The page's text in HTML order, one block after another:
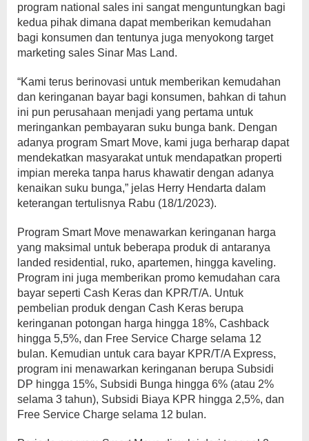
program national sales ini sangat menguntungkan bagi
kedua pihak dimana dapat memberikan kemudahan
bagi konsumen dan tentunya juga menyokong target
marketing sales Sinar Mas Land.
“Kami terus berinovasi untuk memberikan kemudahan
dan keringanan bayar bagi konsumen, bahkan di tahun
ini pun perusahaan menjadi yang pertama untuk
meringankan pembayaran suku bunga bank. Dengan
adanya program Smart Move, kami juga berharap dapat
mendekatkan masyarakat untuk mendapatkan properti
impian mereka tanpa harus khawatir dengan adanya
kenaikan suku bunga,” jelas Herry Hendarta dalam
keterangan tertulisnya Rabu (18/1/2023).
Program Smart Move menawarkan keringanan harga
yang maksimal untuk beberapa produk di antaranya
landed residential, ruko, apartemen, hingga kaveling.
Program ini juga memberikan promo kemudahan cara
bayar seperti Cash Keras dan KPR/T/A. Untuk
pembelian produk dengan Cash Keras berupa
keringanan potongan harga hingga 18%, Cashback
hingga 5,5%, dan Free Service Charge selama 12
bulan. Kemudian untuk cara bayar KPR/T/A Express,
program ini menawarkan keringanan berupa Subsidi
DP hingga 15%, Subsidi Bunga hingga 6% (atau 2%
selama 3 tahun), Subsidi Biaya KPR hingga 2,5%, dan
Free Service Charge selama 12 bulan.